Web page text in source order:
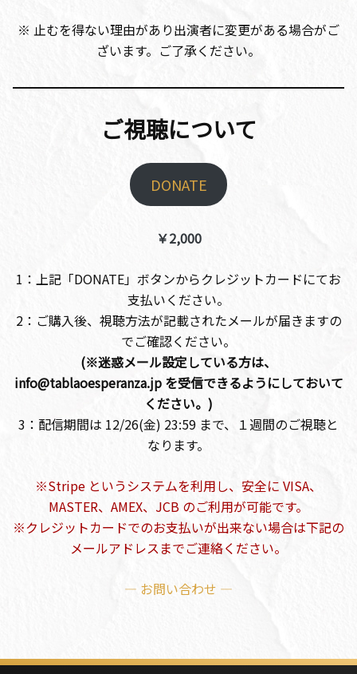
※ 止むを得ない理由があり出演者に変更がある場合がご
ざいます。ご了承ください。
ご視聴について
DONATE
￥2,000
1：上記「DONATE」ボタンからクレジットカードにてお
支払いください。
2：ご購入後、視聴方法が記載されたメールが届きますの
でご確認ください。
(※迷惑メール設定している方は、
info@tablaoesperanza.jp を受信できるようにしておいて
ください。)
3：配信期間は 12/26(金) 23:59 まで、１週間のご視聴と
なります。
※Stripe というシステムを利用し、安全に VISA、
MASTER、AMEX、JCB のご利用が可能です。
※クレジットカードでのお支払いが出来ない場合は下記の
メールアドレスまでご連絡ください。
— お問い合わせ —